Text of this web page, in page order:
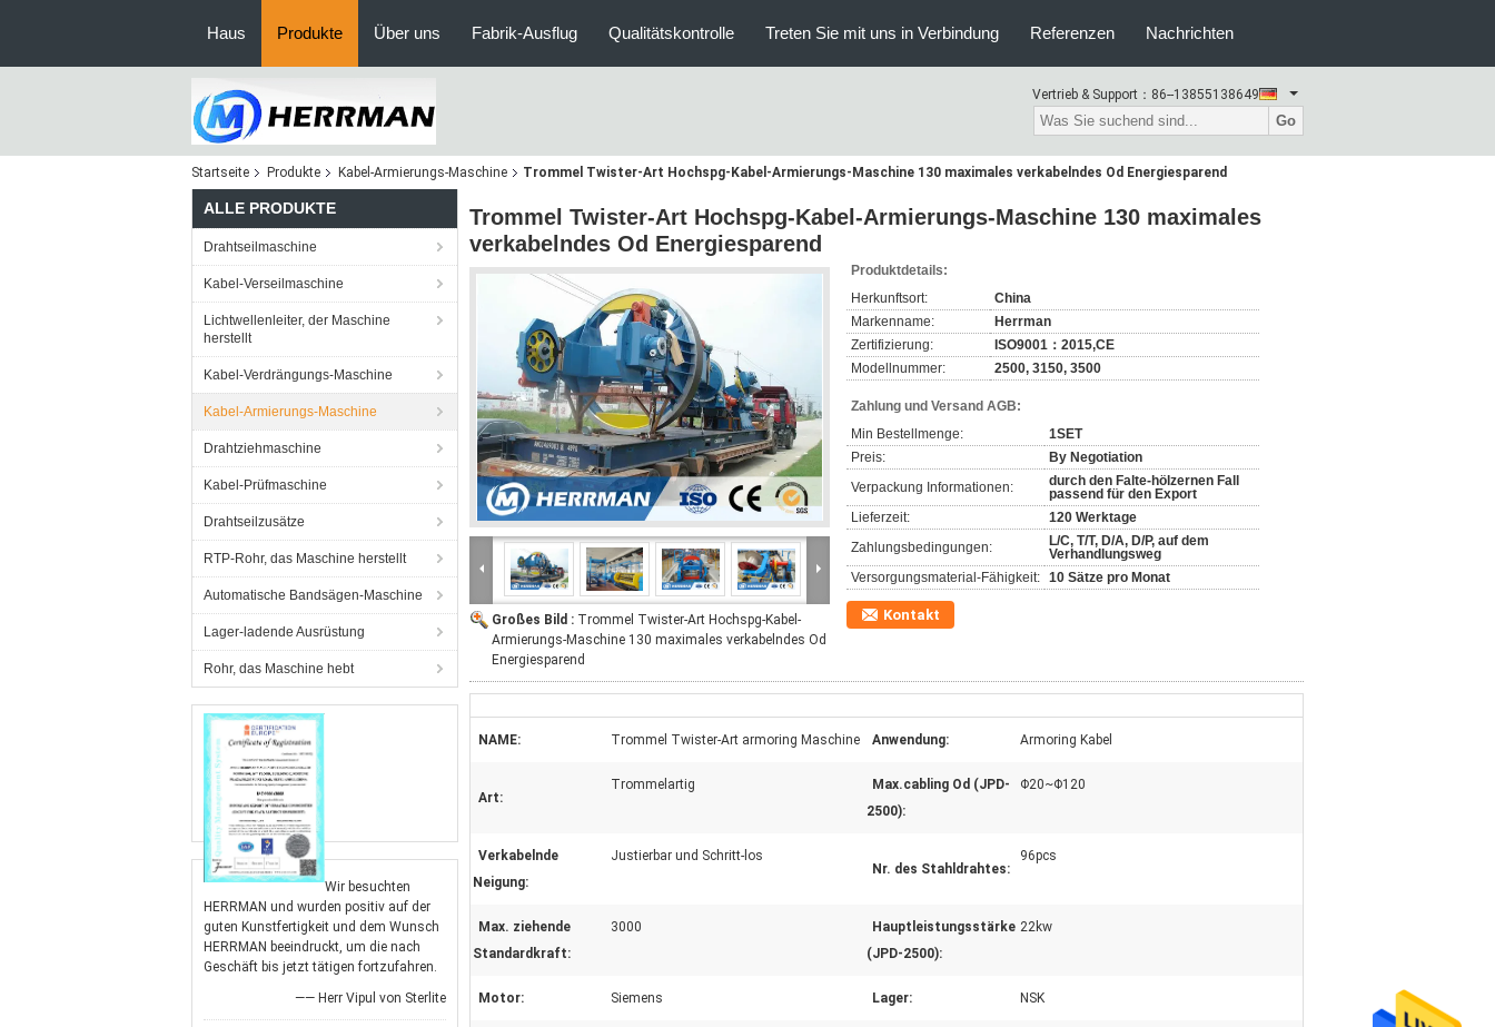
Haus Produkte Über uns Fabrik-Ausflug Qualitätskontrolle Treten Sie mit uns in Verbindung Referenzen Nachrichten
Vertrieb & Support： 86--13855138649
Go
Startseite Produkte Kabel-Armierungs-Maschine Trommel Twister-Art Hochspg-Kabel-Armierungs-Maschine 130 maximales verkabelndes Od Energiesparend
ALLE PRODUKTE
Drahtseilmaschine
Kabel-Verseilmaschine
Lichtwellenleiter, der Maschine
herstellt
Kabel-Verdrängungs-Maschine
Kabel-Armierungs-Maschine
Drahtziehmaschine
Kabel-Prüfmaschine
Drahtseilzusätze
RTP-Rohr, das Maschine herstellt
Automatische Bandsägen-Maschine
Lager-ladende Ausrüstung
Rohr, das Maschine hebt
Wir besuchten
HERRMAN und wurden positiv auf der
guten Kunstfertigkeit und dem Wunsch
HERRMAN beeindruckt, um die nach
Geschäft bis jetzt tätigen fortzufahren.
—— Herr Vipul von Sterlite
Trommel Twister-Art Hochspg-Kabel-Armierungs-Maschine 130 maximales
verkabelndes Od Energiesparend
Großes Bild : Trommel Twister-Art Hochspg-Kabel-
Armierungs-Maschine 130 maximales verkabelndes Od
Energiesparend
Produktdetails:
Herkunftsort:
China
Markenname:
Herrman
Zertifizierung:
ISO9001：2015,CE
Modellnummer:
2500, 3150, 3500
Zahlung und Versand AGB:
Min Bestellmenge:
1SET
Preis:
By Negotiation
Verpackung Informationen:
durch den Falte-hölzernen Fall
passend für den Export
Lieferzeit:
120 Werktage
Zahlungsbedingungen:
L/C, T/T, D/A, D/P, auf dem
Verhandlungsweg
Versorgungsmaterial-Fähigkeit: 10 Sätze pro Monat
Kontakt
NAME: Trommel Twister-Art armoring Maschine Anwendung: Armoring Kabel
Art:
Trommelartig
Max.cabling Od (JPD-
2500):
Φ20~Φ120
Verkabelnde
Neigung:
Justierbar und Schritt-los
Nr. des Stahldrahtes:
96pcs
Max. ziehende
Standardkraft:
3000
Hauptleistungsstärke
(JPD-2500):
22kw
Motor: Siemens Lager: NSK